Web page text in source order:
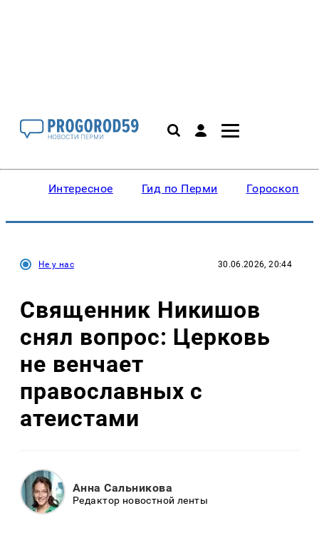
Интересное Гид по Перми Гороскопы
Не у нас 30.06.2026, 20:44
Священник Никишов
снял вопрос: Церковь
не венчает
православных с
атеистами
Анна Сальникова
Редактор новостной ленты